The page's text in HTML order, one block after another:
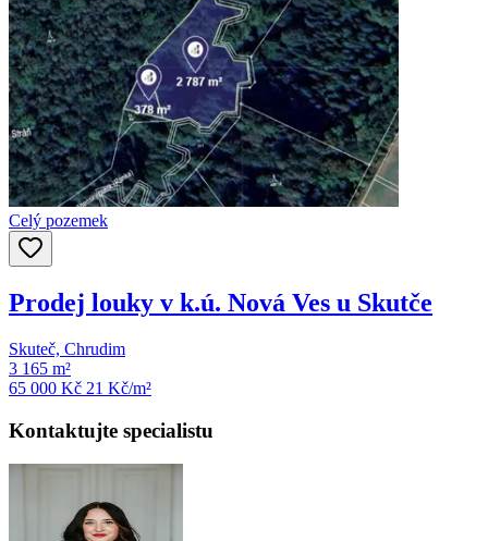
Celý pozemek
Prodej louky v k.ú. Nová Ves u Skutče
Skuteč, Chrudim
3 165 m²
65 000 Kč 21 Kč/m²
Kontaktujte specialistu